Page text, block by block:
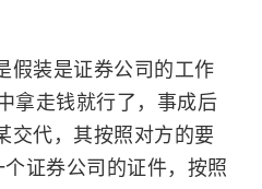
假装是证券公司的工作
拿走钱就行了，事成后
交代，其按照对方的要
证券公司的证件，按照